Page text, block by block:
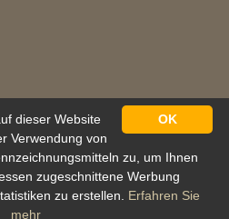
daten
OK
dieser Website
Verwendung von
zu, um Ihnen
zugeschnittene Werbung
zu erstellen. Erfahren Sie
mehr